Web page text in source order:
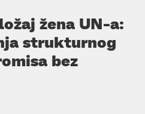
žena UN-a:
strukturnog
bez